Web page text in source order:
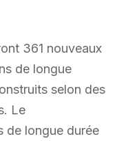
361 nouveaux
de longue
selon des
Le
de longue durée